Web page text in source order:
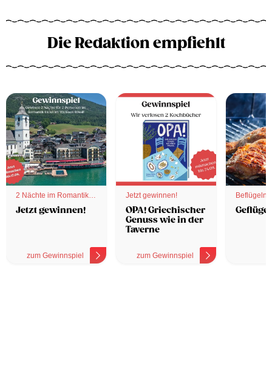
Die Redaktion empfiehlt
2 Nächte im Romantik
Hotel
Jetzt gewinnen!
zum Gewinnspiel
Jetzt gewinnen!
OPA! Griechischer
Genuss wie in der
Taverne
zum Gewinnspiel